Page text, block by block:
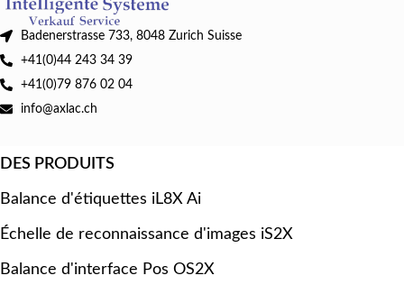
Badenerstrasse 733, 8048 Zurich Suisse
+41(0)44 243 34 39
+41(0)79 876 02 04
info@axlac.ch
DES PRODUITS
Balance d'étiquettes iL8X Ai
Échelle de reconnaissance d'images iS2X
Balance d'interface Pos OS2X